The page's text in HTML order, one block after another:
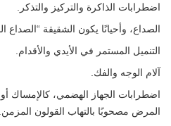
اضطرابات الذاكرة والتركيز والتذكر.
الصداع، وأحيانًا يكون الشقيقة “الصداع
التنميل المستمر في الأيدي والأقدام.
آلام الوجه والفك.
اضطرابات الجهاز الهضمي، كالإمساك أو
المرض مصحوبًا بالتهاب القولون المزمن.